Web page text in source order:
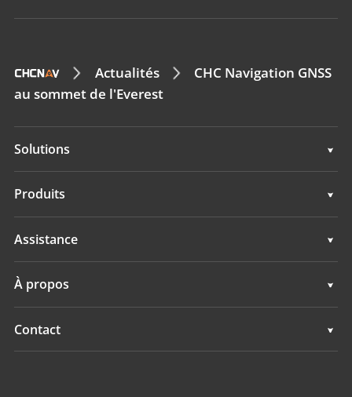
Actualités
CHC Navigation GNSS
au sommet de l'Everest
Solutions
Topographie & ingénierie
Hydrographie
Produits
Topographie & ingénierie
Hydrographie
Assistance
À propos
Présentation
Contact